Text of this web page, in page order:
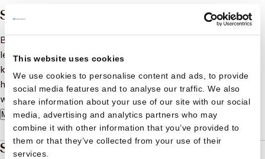
This website uses cookies
We use cookies to personalise content and ads, to provide
social media features and to analyse our traffic. We also
share information about your use of our site with our social
media, advertising and analytics partners who may
combine it with other information that you’ve provided to
them or that they’ve collected from your use of their
services.
Samenvatting
Bij elke kijkplaat van dit vrolijke voertuigenboek staat een
leuke zoekopdracht en horen drie puzzelstukjes. Aan je
kind om ze te zoeken en op de juiste plaats te leggen. Op
het einde vind je een leuke zoekplaat om de nieuwe
woordjes nog eens te oefenen.
Meer lezen
Specificaties